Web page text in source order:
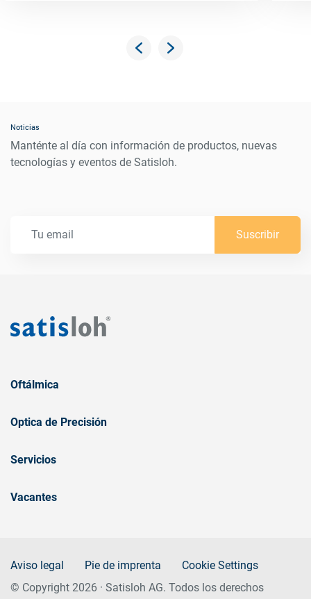
Noticias
Manténte al día con información de productos, nuevas
tecnologías y eventos de Satisloh.
Suscribir
Oftálmica
Optica de Precisión
Servicios
Vacantes
Aviso legal Pie de imprenta
Cookie Settings
© Copyright 2026 · Satisloh AG. Todos los derechos